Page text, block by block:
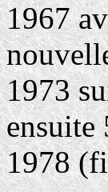
1967
1973
ensuite
1978